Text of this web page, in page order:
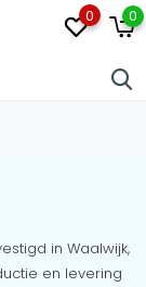
0 0
in Waalwijk,
en levering